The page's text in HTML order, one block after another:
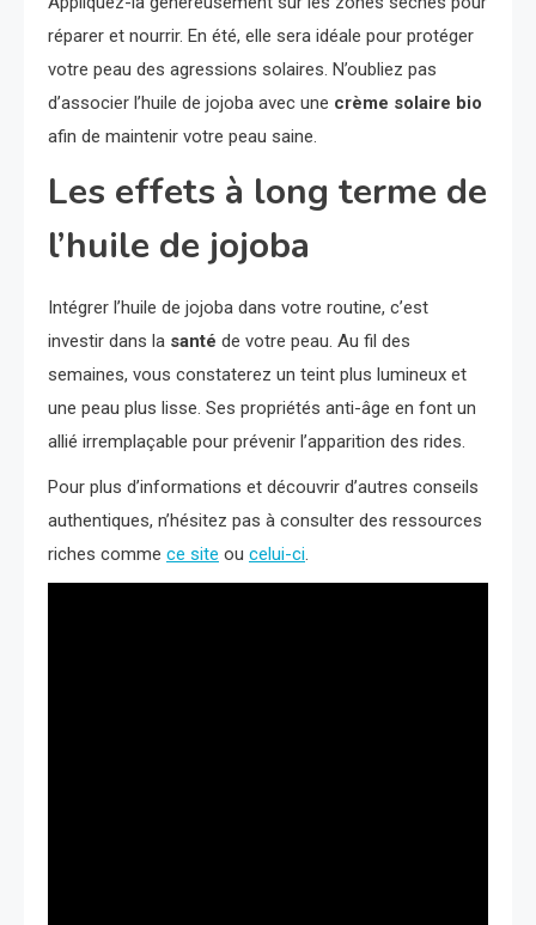
réparer et nourrir. En été, elle sera idéale pour protéger
votre peau des agressions solaires. N’oubliez pas
d’associer l’huile de jojoba avec une crème solaire bio
afin de maintenir votre peau saine.
Les effets à long terme de
l’huile de jojoba
Intégrer l’huile de jojoba dans votre routine, c’est
investir dans la santé de votre peau. Au fil des
semaines, vous constaterez un teint plus lumineux et
une peau plus lisse. Ses propriétés anti-âge en font un
allié irremplaçable pour prévenir l’apparition des rides.
Pour plus d’informations et découvrir d’autres conseils
authentiques, n’hésitez pas à consulter des ressources
riches comme ce site ou celui-ci.